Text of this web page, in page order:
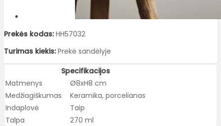
Prekės kodas: HH57032
Turimas kiekis: Prekė sandėlyje
Specifikacijos
Matmenys
Ø8xH8 cm
Medžiagiškumas
Keramika, porcelianas
Indaplovė
Taip
Talpa
270 ml